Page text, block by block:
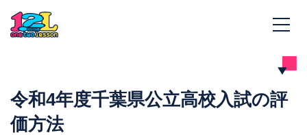
令和4年度千葉県公立高校入試の評
価方法